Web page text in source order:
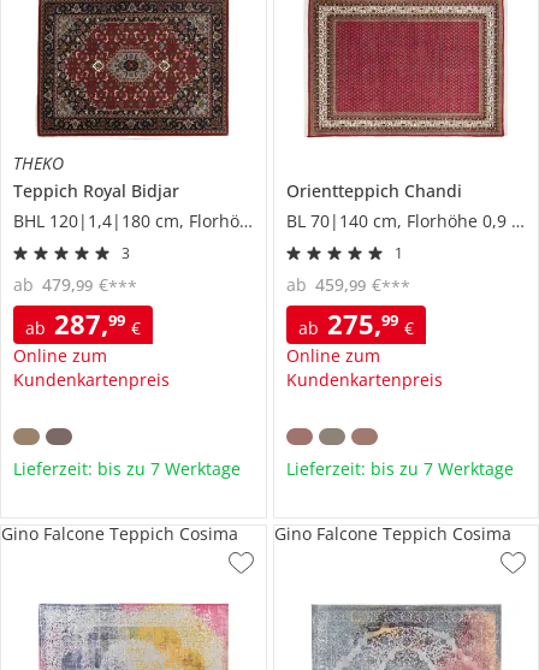
THEKO
Teppich Royal Bidjar
BHL 120|1,4|180 cm, Florhöhe 1,2 cm
3
ab 287,99 €
Online zum
Kundenkartenpreis
ab 479,99 €***
Lieferzeit: bis zu 7 Werktage
Orientteppich Chandi
BL 70|140 cm, Florhöhe 0,9 cm
1
ab 275,99 €
Online zum
Kundenkartenpreis
ab 459,99 €***
Lieferzeit: bis zu 7 Werktage
Gino Falcone Teppich Cosima Gino Falcone Teppich Cosima